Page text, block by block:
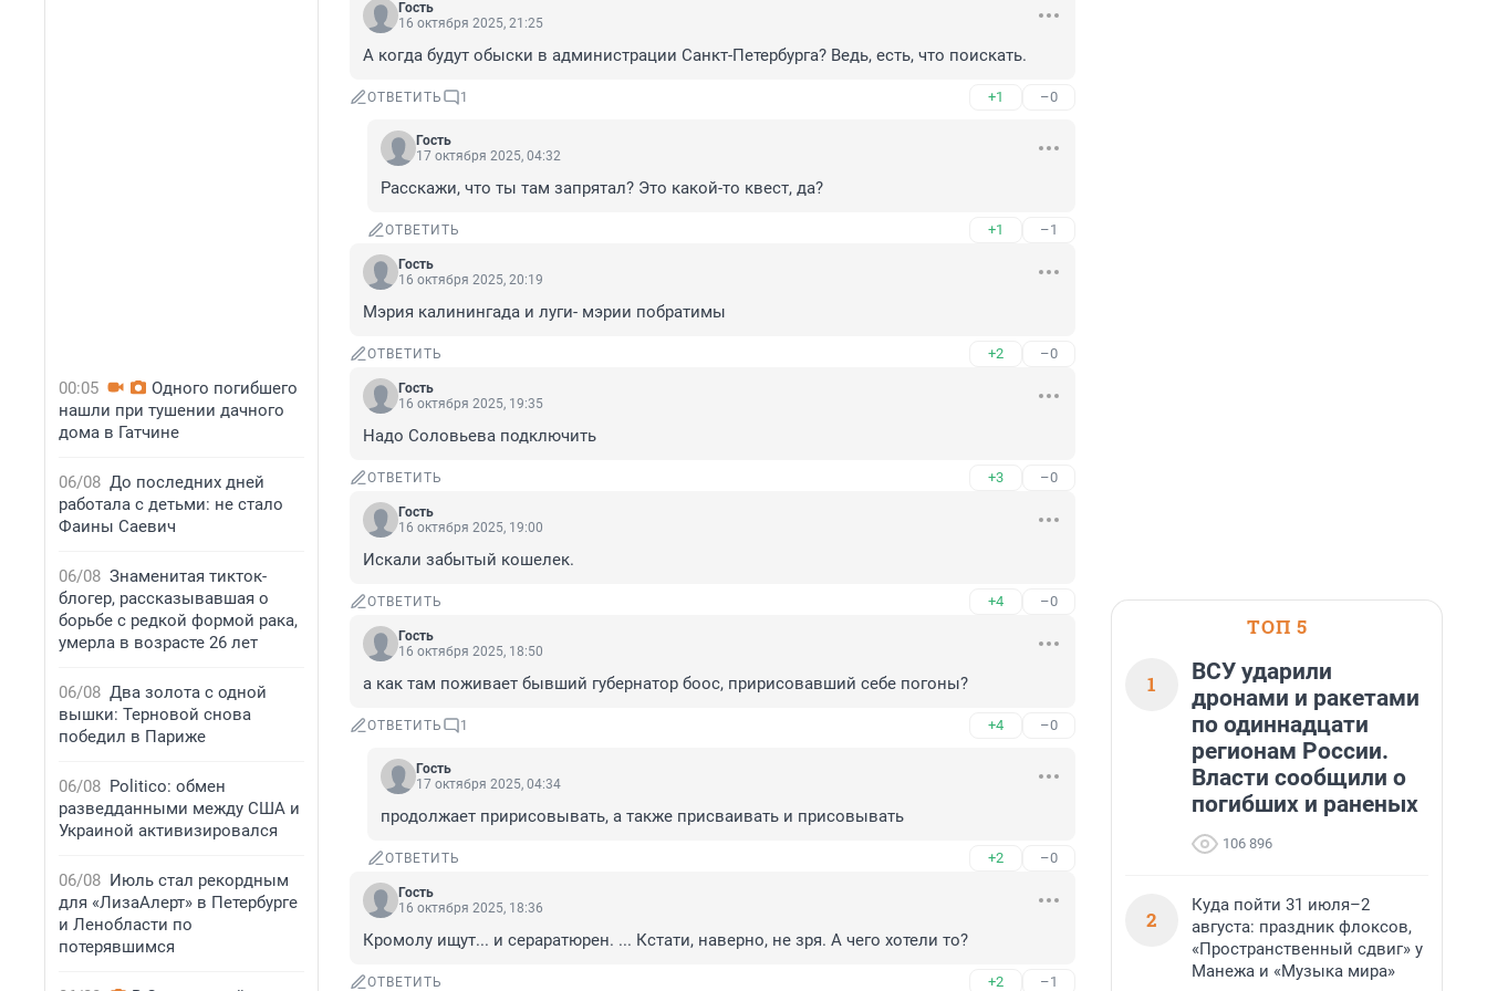
00:05
Одного погибшего
нашли при тушении дачного
дома в Гатчине
06/08 До последних дней
работала с детьми: не стало
Фаины Саевич
06/08 Знаменитая тикток-
блогер, рассказывавшая о
борьбе с редкой формой рака,
умерла в возрасте 26 лет
06/08 Два золота с одной
вышки: Терновой снова
победил в Париже
06/08 Politico: обмен
разведданными между США и
Украиной активизировался
06/08 Июль стал рекордным
для «ЛизаАлерт» в Петербурге
и Ленобласти по
потерявшимся
Гость
16 октября 2025, 21:25
А когда будут обыски в администрации Санкт-Петербурга? Ведь, есть, что поискать.
ОТВЕТИТЬ 1 +1 –0
Гость
17 октября 2025, 04:32
Расскажи, что ты там запрятал? Это какой-то квест, да?
ОТВЕТИТЬ +1 –1
Гость
16 октября 2025, 20:19
Мэрия калинингада и луги- мэрии побратимы
ОТВЕТИТЬ +2 –0
Гость
16 октября 2025, 19:35
Надо Соловьева подключить
ОТВЕТИТЬ +3 –0
Гость
16 октября 2025, 19:00
Искали забытый кошелек.
ОТВЕТИТЬ +4 –0
Гость
16 октября 2025, 18:50
а как там поживает бывший губернатор боос, пририсовавший себе погоны?
ОТВЕТИТЬ 1 +4 –0
Гость
17 октября 2025, 04:34
продолжает пририсовывать, а также присваивать и присовывать
ОТВЕТИТЬ +2 –0
Гость
16 октября 2025, 18:36
Кромолу ищут... и сераратюрен. ... Кстати, наверно, не зря. А чего хотели то?
ОТВЕТИТЬ +2 –1
ТОП 5
1
ВСУ ударили
дронами и ракетами
по одиннадцати
регионам России.
Власти сообщили о
погибших и раненых
106 896
2
Куда пойти 31 июля–2
августа: праздник флоксов,
«Пространственный сдвиг» у
Манежа и «Музыка мира»